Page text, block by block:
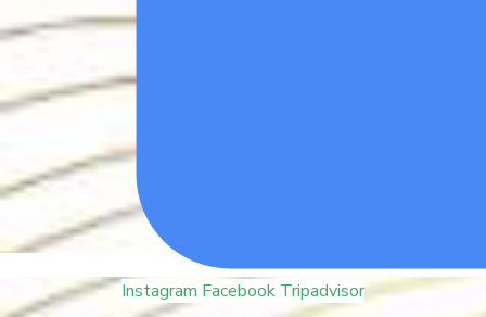
Instagram Facebook Tripadvisor